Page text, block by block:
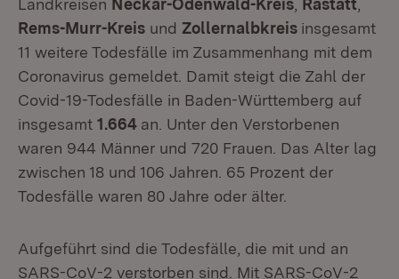
Landkreisen Neckar-Odenwald-Kreis Rastatt
Rems-Murr-Kreis und Zollernalbkreis insgesamt
11 weitere Todesfälle im Zusammenhang mit dem
Coronavirus gemeldet. Damit steigt die Zahl der
Covid-19-Todesfälle in Baden-Württemberg auf
insgesamt 1.664 an. Unter den Verstorbenen
waren 944 Männer und 720 Frauen. Das Alter lag
zwischen 18 und 106 Jahren. 65 Prozent der
Todesfälle waren 80 Jahre oder älter.
Aufgeführt sind die Todesfälle, die mit und an
SARS-CoV-2 verstorben sind. Mit SARS-CoV-2